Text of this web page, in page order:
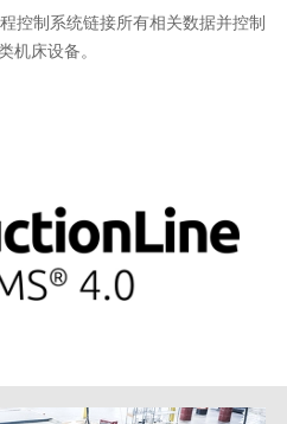
控制系统链接所有相关数据并控制
机床设备。